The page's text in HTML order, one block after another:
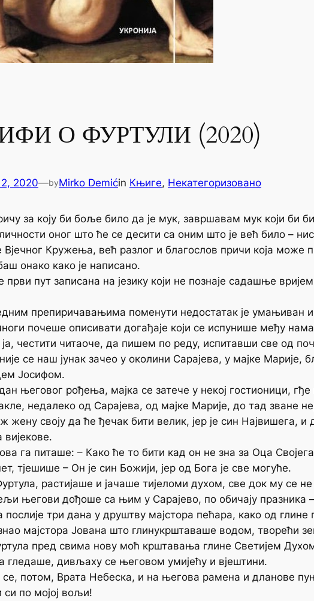
О ФУРТУЛИ (2020)
2020—byMirko Demićin Књиге, Некатегоризовано
за коју би боље било да је мук, завршавам мук који би
оног што ће се десити са оним што је већ било –
Кружења, већ разлог и благослов причи која може
онако како је написано.
први пут записана на језику који не познаје садашње
препиричавањима поменути недостатак је умањиван
почеше описивати догађаје који се испунише међу
честити читаоче, да пишем по реду, испитавши све од
се наш јунак зачео у околини Сарајева, у мајке
Јосифом.
његовог рођења, мајка се затече у некој гостионици,
недалеко од Сарајева, од мајке Марије, до тад зване
жену своју да ће ђечак бити велик, јер је син Највишега,
вијекове.
га питаше: – Како ће то бити кад он не зна за Оца
тјешише – Он је син Божији, јер од Бога је све могуће.
растијаше и јачаше тијеломи духом, све док му се
његови дођоше са њим у Сарајево, по обичају празника
три дана у друштву мајстора пећара, како од
мајстора Јована што глинукрштаваше водом, творећи
пред свима нову моћ крштавања глине Светијем
гледаше, дивљаху се његовом умијећу и вјештини.
потом, Врата Небеска, и на његова рамена и дланове
си по мојој вољи!